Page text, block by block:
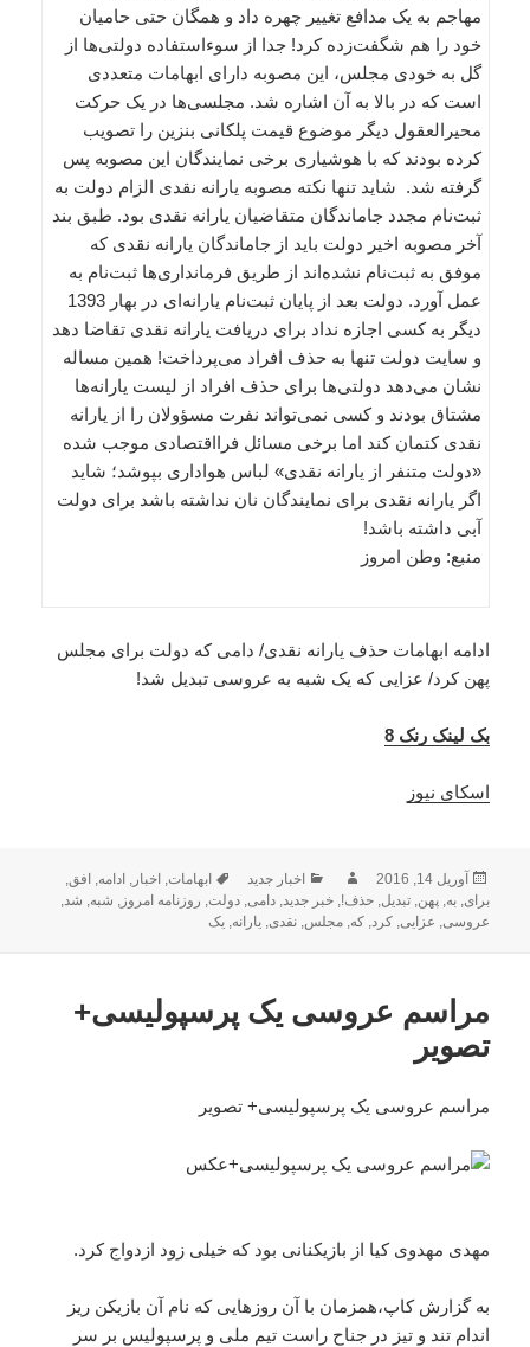
مهاجم به یک مدافع تغییر چهره داد و همگان حتی حامیان
خود را هم شگفت‌زده کرد! جدا از سوءاستفاده دولتی‌ها از
گل به‌ خودی مجلس، این مصوبه دارای ابهامات متعددی
است که در بالا به آن اشاره شد. مجلسی‌ها در یک حرکت
محیرالعقول دیگر موضوع قیمت پلکانی بنزین را تصویب
کرده بودند که با هوشیاری برخی نمایندگان این مصوبه پس
گرفته شد. شاید تنها نکته مصوبه یارانه نقدی الزام دولت به
ثبت‌نام مجدد جاماندگان متقاضیان یارانه نقدی بود. طبق بند
آخر مصوبه اخیر دولت باید از جاماندگان یارانه نقدی که
موفق به ثبت‌نام نشده‌اند از طریق فرمانداری‌ها ثبت‌نام به
عمل آورد. دولت بعد از پایان ثبت‌نام یارانه‌ای در بهار 1393
دیگر به کسی اجازه نداد برای دریافت یارانه نقدی تقاضا دهد
و سایت دولت تنها به حذف افراد می‌پرداخت! همین مساله
نشان می‌دهد دولتی‌ها برای حذف افراد از لیست یارانه‌ها
مشتاق بودند و کسی نمی‌تواند نفرت مسؤولان را از یارانه
نقدی کتمان کند اما برخی مسائل فرااقتصادی موجب شده
«دولت متنفر از یارانه نقدی» لباس هواداری بپوشد؛ شاید
اگر یارانه نقدی برای نمایندگان نان نداشته باشد برای دولت
آبی داشته باشد!
منبع: وطن امروز
ادامه ابهامات حذف یارانه نقدی/ دامی که دولت برای مجلس
پهن کرد/ عزایی که یک شبه به عروسی تبدیل شد!
بک لینک رنک 8
اسکای نیوز
ارسال
شده
در
آوریل 14, 2016 نویسندهدسته‌ها
اخبار جدید برچسب‌ها
ابهامات, اخبار, ادامه, افق,
برای,به,پهن,تبدیل,حذف!,خبر جدید,دامی,دولت, روزنامه امروز, شبه, شد,
عروسی, عزایی,کرد,که,مجلس,نقدی,یارانه,یک
مراسم عروسی یک پرسپولیسی+
تصویر
مراسم عروسی یک پرسپولیسی+ تصویر
مهدی مهدوی کیا از بازیکنانی بود که خیلی زود ازدواج کرد.
به گزارش کاپ،همزمان با آن روزهایی که نام آن بازیکن ریز
اندام تند و تیز در جناح راست تیم ملی و پرسپولیس بر سر